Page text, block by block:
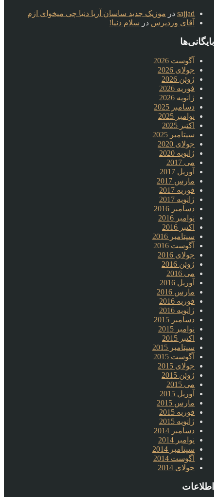
sajjad در موزیک جدید ساسان آریا دنیا چی میخوای ازم
آقای وردپرس در سلام دنیا!
بایگانی‌ها
آگوست 2026
جولای 2026
ژوئن 2026
فوریه 2026
ژانویه 2026
دسامبر 2025
نوامبر 2025
اکتبر 2025
سپتامبر 2025
جولای 2020
ژانویه 2020
می 2017
آوریل 2017
مارس 2017
فوریه 2017
ژانویه 2017
دسامبر 2016
نوامبر 2016
اکتبر 2016
سپتامبر 2016
آگوست 2016
جولای 2016
ژوئن 2016
می 2016
آوریل 2016
مارس 2016
فوریه 2016
ژانویه 2016
دسامبر 2015
نوامبر 2015
اکتبر 2015
سپتامبر 2015
آگوست 2015
جولای 2015
ژوئن 2015
می 2015
آوریل 2015
مارس 2015
فوریه 2015
ژانویه 2015
دسامبر 2014
نوامبر 2014
سپتامبر 2014
آگوست 2014
جولای 2014
اطلاعات